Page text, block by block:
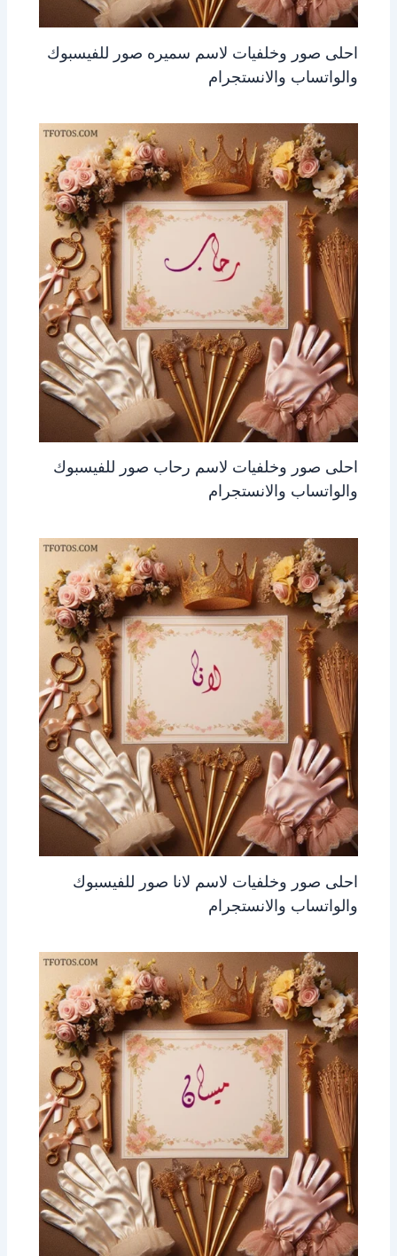
احلى صور وخلفيات لاسم سميره صور للفيسبوك
والواتساب والانستجرام
احلى صور وخلفيات لاسم رحاب صور للفيسبوك
والواتساب والانستجرام
احلى صور وخلفيات لاسم لانا صور للفيسبوك
والواتساب والانستجرام